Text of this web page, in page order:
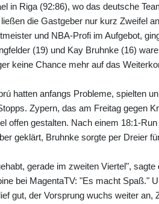
in Riga (92:86), wo das deutsche
die Gastgeber nur kurz Zweifel
und NBA-Profi im Aufgebot,
(19) und Kay Bruhnke (16)
keine Chance mehr auf das
hatten anfangs Probleme, spielten
Zypern, das am Freitag gegen
offen gestalten. Nach einem 18:1-
geklärt, Bruhnke sorgte per Dreier
gerade im zweiten Viertel",
bei MagentaTV: "Es macht Spaß."
gut, der Vorsprung wuchs weiter an,